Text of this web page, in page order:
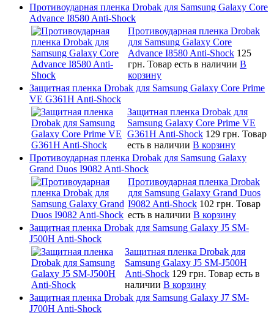
Противоударная пленка Drobak для Samsung Galaxy Core
Advance I8580 Anti-Shock
Противоударная пленка Drobak
для Samsung Galaxy Core
Advance I8580 Anti-Shock 125
грн. Товар есть в наличии В
корзину
Защитная пленка Drobak для Samsung Galaxy Core Prime
VE G361H Anti-Shock
Защитная пленка Drobak для
Samsung Galaxy Core Prime VE
G361H Anti-Shock 129 грн. Товар
есть в наличии В корзину
Противоударная пленка Drobak для Samsung Galaxy
Grand Duos I9082 Anti-Shock
Противоударная пленка Drobak
для Samsung Galaxy Grand Duos
I9082 Anti-Shock 102 грн. Товар
есть в наличии В корзину
Защитная пленка Drobak для Samsung Galaxy J5 SM-
J500H Anti-Shock
Защитная пленка Drobak для
Samsung Galaxy J5 SM-J500H
Anti-Shock 129 грн. Товар есть в
наличии В корзину
Защитная пленка Drobak для Samsung Galaxy J7 SM-
J700H Anti-Shock